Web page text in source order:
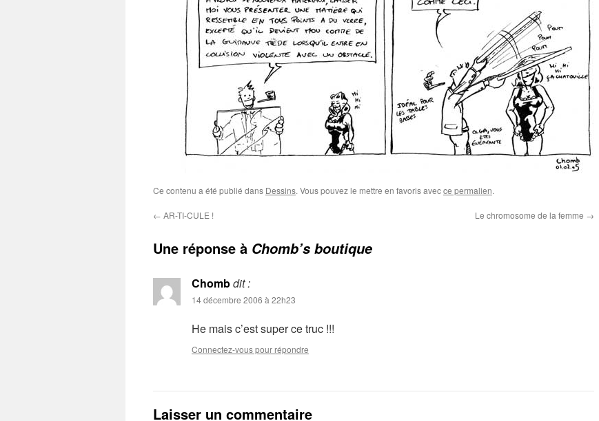
Ce contenu a été publié dans Dessins. Vous pouvez le mettre en favoris avecce permalien.
← AR-TI-CULE ! Le chromosome de la femme →
Une réponse à Chomb’s boutique
Chombdit :
14 décembre 2006 à 22h23
He mais c’est super ce truc !!!
Connectez-vous pour répondre
Laisser un commentaire